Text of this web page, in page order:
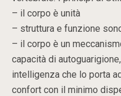
– il corpo è unità
– struttura e funzione
– il corpo è un
capacità di
intelligenza che lo porta
confort con il minimo